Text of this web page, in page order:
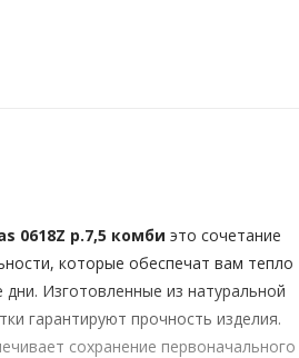
0618Z р.7,5 комби это сочетание
которые обеспечат вам тепло
Изготовленные из натуральной
гарантируют прочность изделия.
сохранение первоначального